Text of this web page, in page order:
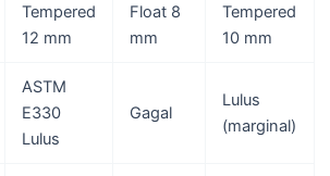
Tempered
12 mm
Float 8
mm
Tempered
10 mm
ASTM
E330
Lulus
Gagal
Lulus
(marginal)